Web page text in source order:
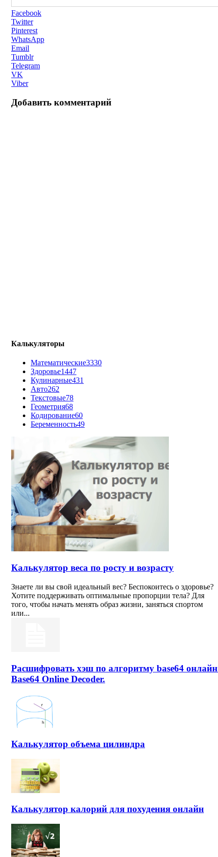
Facebook
Twitter
Pinterest
WhatsApp
Email
Tumblr
Telegram
VK
Viber
Добавить комментарий
Калькуляторы
Математические3330
Здоровье1447
Кулинарные431
Авто262
Текстовые78
Геометрия68
Кодирование60
Беременность49
Калькулятор веса по росту и возрасту
Знаете ли вы свой идеальный вес? Беспокоитесь о здоровье?
Хотите поддерживать оптимальные пропорции тела? Для
того, чтобы начать менять образ жизни, заняться спортом
или...
Расшифровать хэш по алгоритму base64
Base64 Online Decoder.
Калькулятор объема цилиндра
Калькулятор калорий для похудения онлайн